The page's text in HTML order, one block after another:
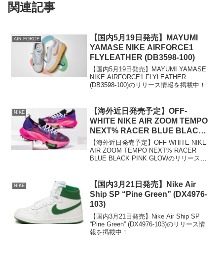
関連記事
AIR FORCE
【国内5月19日発売】MAYUMI
YAMASE NIKE AIRFORCE1
FLYLEATHER (DB3598-100)
【国内5月19日発売】MAYUMI YAMASE
NIKE AIRFORCE1 FLYLEATHER
(DB3598-100)のリリース情報を掲載中！
NIKE
【海外近日発売予定】OFF-
WHITE NIKE AIR ZOOM TEMPO
NEXT% RACER BLUE BLACK
PINK GLOW
【海外近日発売予定】OFF-WHITE NIKE
AIR ZOOM TEMPO NEXT% RACER
BLUE BLACK PINK GLOWのリリース情
NIKE
【国内3月21日発売】Nike Air
Ship SP “Pine Green” (DX4976-
103)
【国内3月21日発売】Nike Air Ship SP
“Pine Green” (DX4976-103)のリリース情
報を掲載中！